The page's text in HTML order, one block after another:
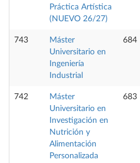
Práctica Artística
(NUEVO 26/27)
743
Máster
Universitario en
Ingeniería
Industrial
684
742
Máster
Universitario en
Investigación en
Nutrición y
Alimentación
Personalizada
683